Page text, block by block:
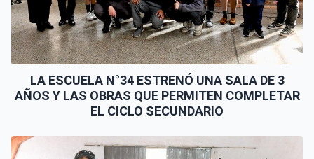
LA ESCUELA N°34 ESTRENÓ UNA SALA DE 3
AÑOS Y LAS OBRAS QUE PERMITEN COMPLETAR
EL CICLO SECUNDARIO